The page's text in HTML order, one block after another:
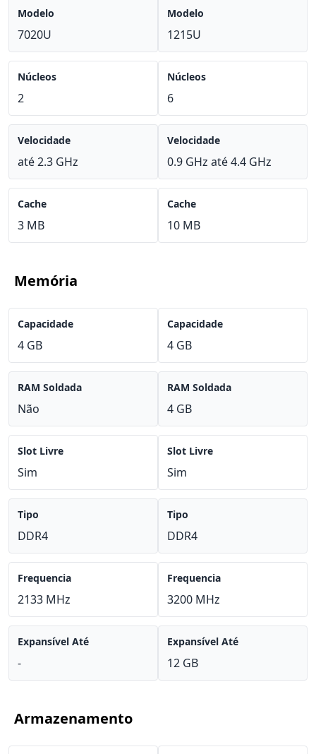
Modelo
7020U
Núcleos
2
Velocidade
até 2.3 GHz
Cache
3 MB
Modelo
1215U
Núcleos
6
Velocidade
0.9 GHz até 4.4 GHz
Cache
10 MB
Memória
Capacidade
4 GB
RAM Soldada
Não
Slot Livre
Sim
Tipo
DDR4
Frequencia
2133 MHz
Expansível Até
-
Capacidade
4 GB
RAM Soldada
4 GB
Slot Livre
Sim
Tipo
DDR4
Frequencia
3200 MHz
Expansível Até
12 GB
Armazenamento